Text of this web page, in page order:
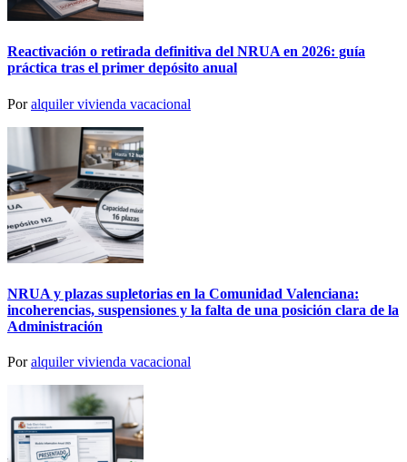
Reactivación o retirada definitiva del NRUA en 2026: guía
práctica tras el primer depósito anual
Poralquiler vivienda vacacional
NRUA y plazas supletorias en la Comunidad Valenciana:
incoherencias, suspensiones y la falta de una posición clara de la
Administración
Poralquiler vivienda vacacional